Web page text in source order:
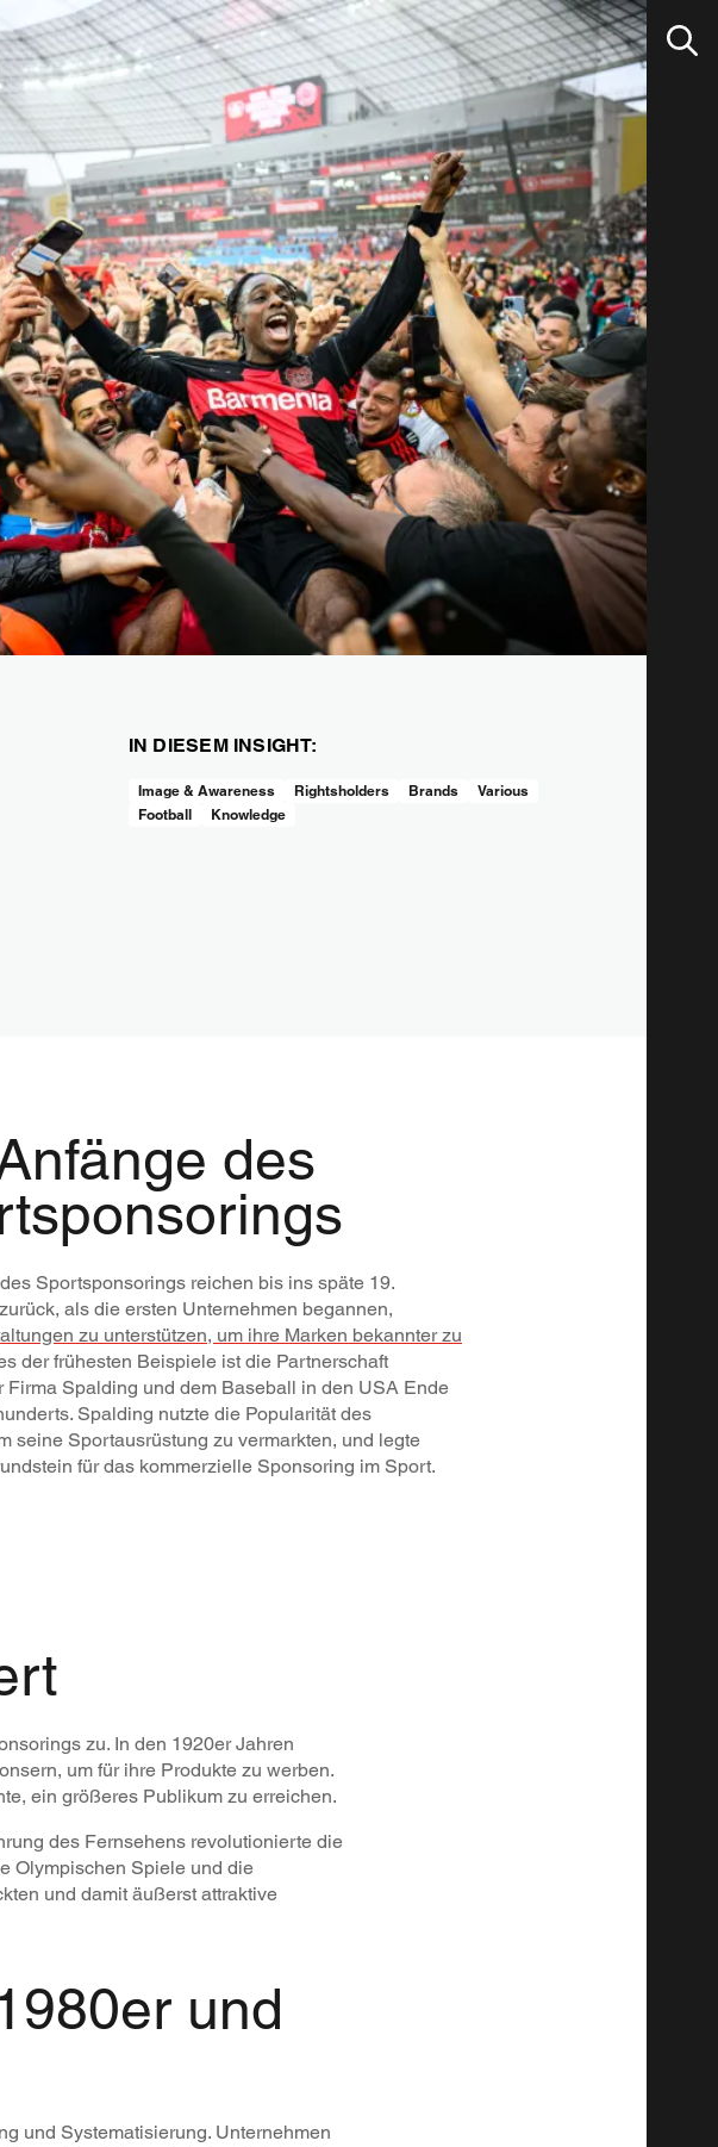
IN DIESEM INSIGHT:
Image & Awareness Rightsholders Brands
Various
Football
Knowledge
des
Sportsponsorings reichen bis ins späte 19.
als die ersten Unternehmen begannen,
zu unterstützen, um ihre Marken bekannter zu
der frühesten Beispiele ist die Partnerschaft
Firma Spalding und dem Baseball in den USA Ende
Spalding nutzte die Popularität des
seine Sportausrüstung zu vermarkten, und legte
für das kommerzielle Sponsoring im Sport.
zu. In den 1920er Jahren
um für ihre Produkte zu werben.
ein größeres Publikum zu erreichen.
des Fernsehens revolutionierte die
Olympischen Spiele und die
und damit äußerst attraktive
und
und Systematisierung. Unternehmen